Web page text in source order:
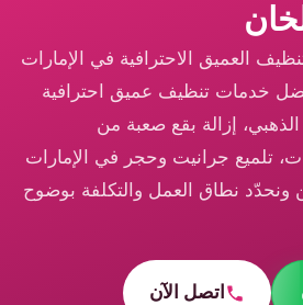
العميق الاحترافية في الإمارات
خدمات تنظيف عميق احترافية
إزالة بقع صعبة من
تلميع جرانيت وحجر في الإمارات
ونحدّد نطاق العمل والتكلفة بوضوح
اتصل الآن